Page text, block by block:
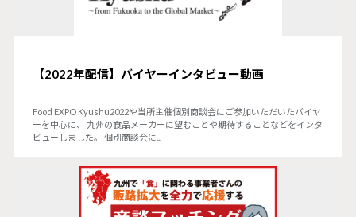
【2022年配信】バイヤーインタビュー動画
Food EXPO Kyushu2022や当所主催個別商談会にご参加いただいたバイヤ
ーを中心に、 九州の食品メーカーに望むことや期待することなどをインタ
ビューしました。 個別商談会に...